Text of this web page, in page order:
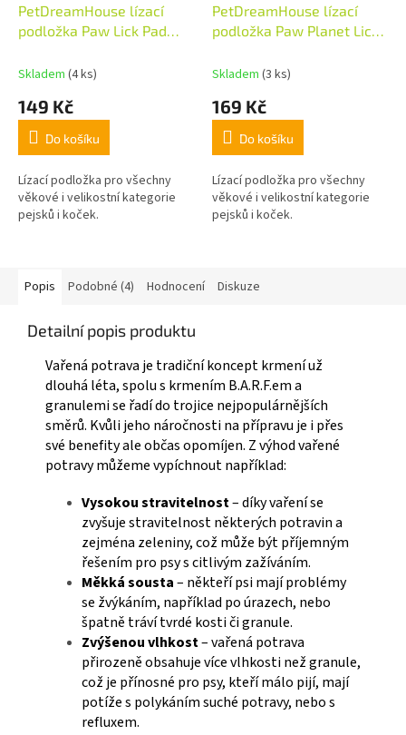
PetDreamHouse lízací
podložka Paw Lick Pad
Skladem (4 ks)
149 Kč
Do košíku
Lízací podložka pro všechny
věkové i velikostní kategorie
pejsků i koček.
PetDreamHouse lízací
podložka Paw Planet Lick
Skladem (3 ks)
169 Kč
Do košíku
Lízací podložka pro všechny
věkové i velikostní kategorie
pejsků i koček.
Popis Podobné (4) Hodnocení Diskuze
Detailní popis produktu
Vařená potrava je tradiční koncept krmení už
dlouhá léta, spolu s krmením B.A.R.F.em a
granulemi se řadí do trojice nejpopulárnějších
směrů. Kvůli jeho náročnosti na přípravu je i přes
své benefity ale občas opomíjen. Z výhod vařené
potravy můžeme vypíchnout například:
Vysokou stravitelnost– díky vaření se
zvyšuje stravitelnost některých potravin a
zejména zeleniny, což může být příjemným
řešením pro psy s citlivým zažíváním.
Měkká sousta– někteří psi mají problémy
se žvýkáním, například po úrazech, nebo
špatně tráví tvrdé kosti či granule.
Zvýšenou vlhkost– vařená potrava
přirozeně obsahuje více vlhkosti než granule,
což je přínosné pro psy, kteří málo pijí, mají
potíže s polykáním suché potravy, nebo s
refluxem.